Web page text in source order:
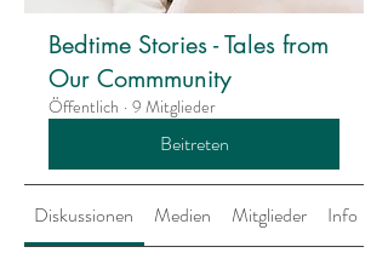
Bedtime Stories - Tales from
Our Commmunity
Öffentlich · 9 Mitglieder
Beitreten
Diskussionen Medien Mitglieder Info